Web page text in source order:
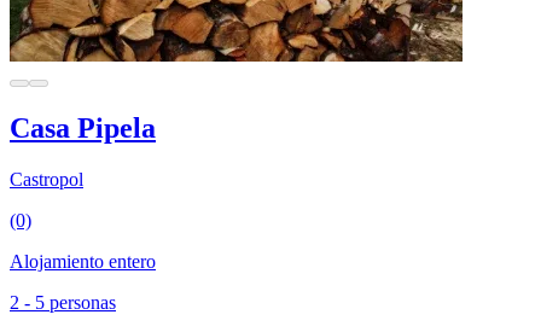
Casa Pipela
Castropol
(0)
Alojamiento entero
2 - 5 personas